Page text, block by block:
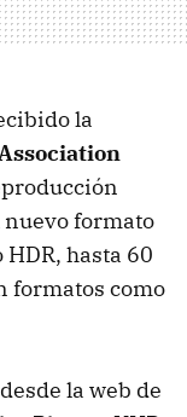
la
nuevo formato
hasta 60
formatos como
la web de